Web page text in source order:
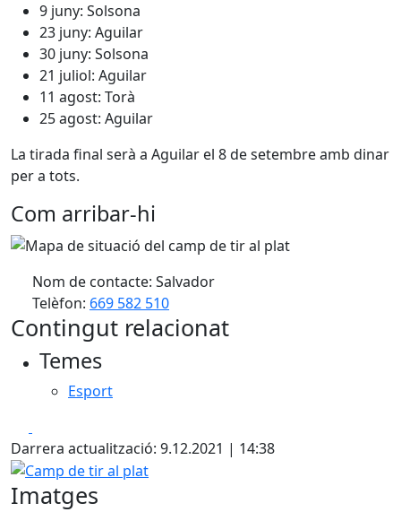
9 juny: Solsona
23 juny: Aguilar
30 juny: Solsona
21 juliol: Aguilar
11 agost: Torà
25 agost: Aguilar
La tirada final serà a Aguilar el 8 de setembre amb dinar
per a tots.
Com arribar-hi
Nom de contacte: Salvador
Telèfon: 669 582 510
Contingut relacionat
Temes
Esport
Darrera actualització: 9.12.2021 | 14:38
Camp de tir al plat
Imatges